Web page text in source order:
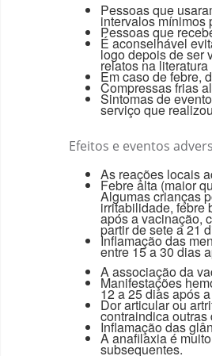
Pessoas que
intervalos mínimos
Pessoas que
É aconselhável
logo depois de ser
relatos na
Em caso de febre,
Compressas frias
Sintomas de
serviço que
Efeitos e eventos
As reações locais
Febre alta (maior
Algumas crianças
irritabilidade, febre
após a vacinação,
partir de sete a 21
Inflamação das
entre 15 a 30 dias
A associação da
Manifestações
12 a 25 dias após
Dor articular ou
contraindica outras
Inflamação das
A anafilaxia é
subsequentes.